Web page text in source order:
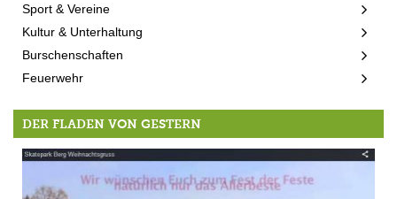
Sport & Vereine
Kultur & Unterhaltung
Burschenschaften
Feuerwehr
DER FLADEN VON GESTERN